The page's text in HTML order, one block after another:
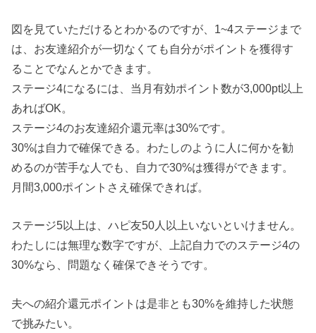
図を見ていただけるとわかるのですが、1~4ステージまで
は、お友達紹介が一切なくても自分がポイントを獲得す
ることでなんとかできます。
ステージ4になるには、当月有効ポイント数が3,000pt以上
あればOK。
ステージ4のお友達紹介還元率は30%です。
30%は自力で確保できる。わたしのように人に何かを勧
めるのが苦手な人でも、自力で30%は獲得ができます。
月間3,000ポイントさえ確保できれば。
ステージ5以上は、ハピ友50人以上いないといけません。
わたしには無理な数字ですが、上記自力でのステージ4の
30%なら、問題なく確保できそうです。
夫への紹介還元ポイントは是非とも30%を維持した状態
で挑みたい。